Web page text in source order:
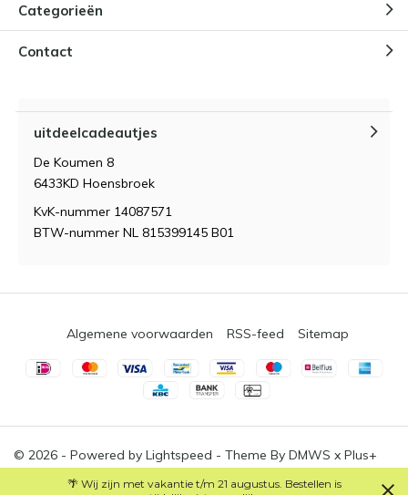
🌴 Wij zijn met vakantie t/m 21 augustus. Bestellen is
Categorieën
Contact
uitdeelcadeautjes
De Koumen 8
6433KD Hoensbroek
KvK-nummer 14087571
BTW-nummer NL 815399145 B01
© 2026 - Powered by Lightspeed - Theme By DMWS x Plus+
Algemene voorwaarden RSS-feed Sitemap